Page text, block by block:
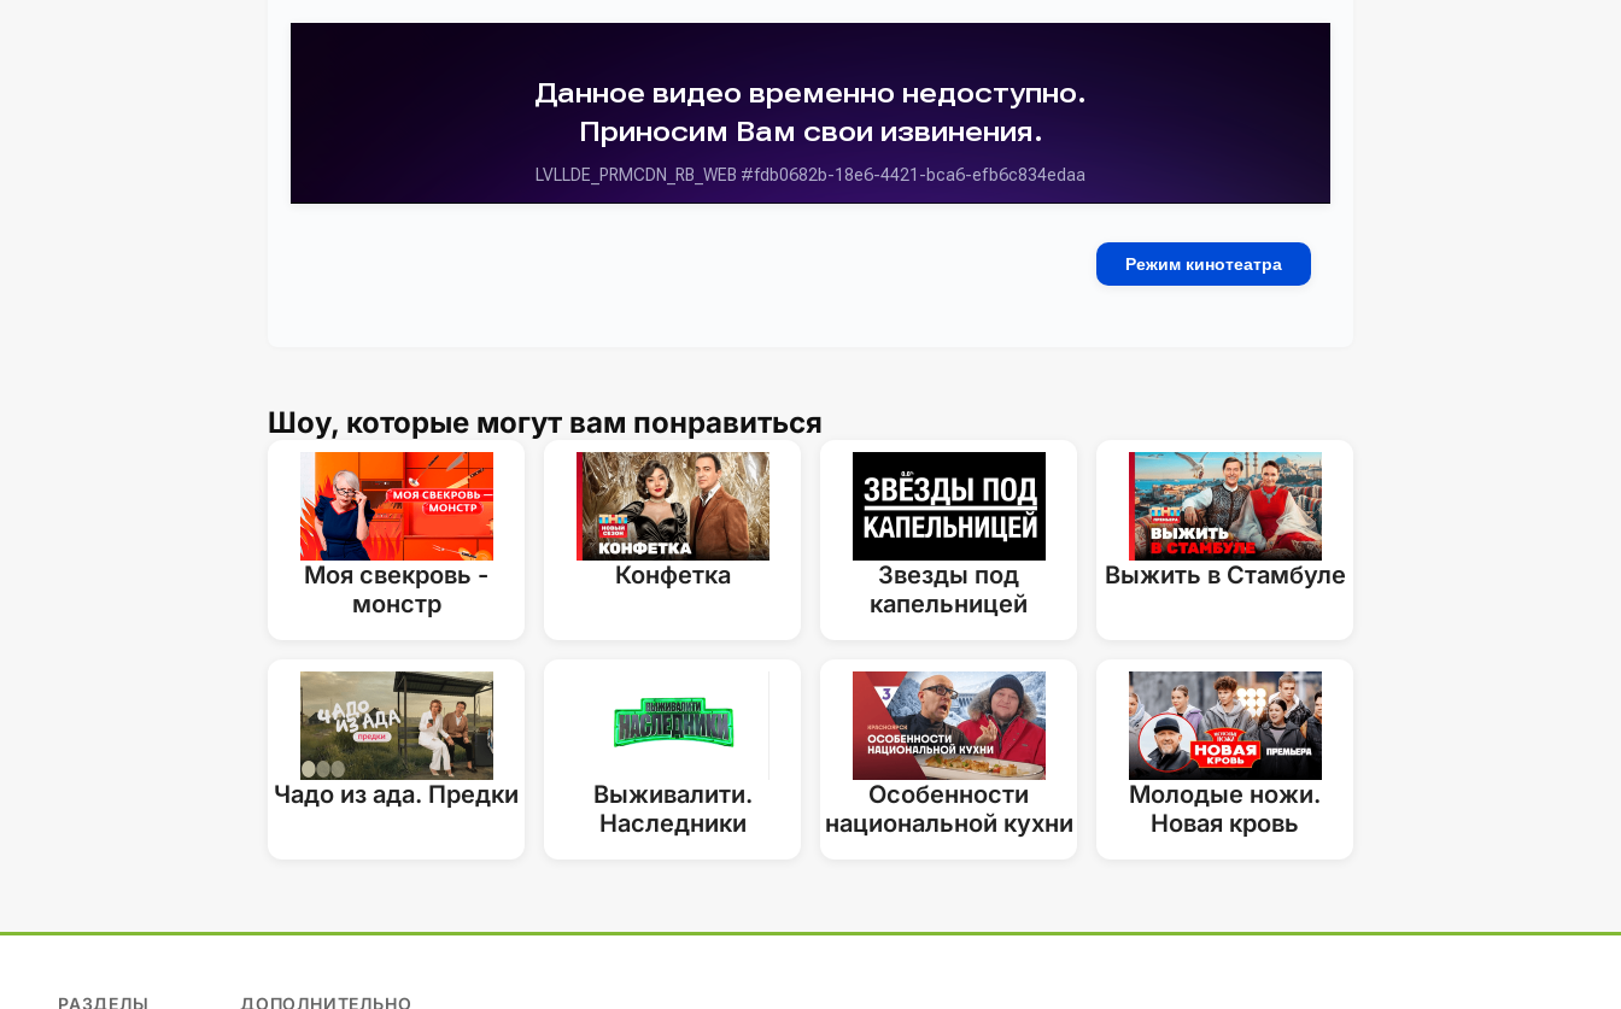
Режим кинотеатра
Шоу, которые могут вам понравиться
Моя свекровь -
монстр
Конфетка
Звезды под
капельницей
Выжить в Стамбуле
Чадо из ада. Предки
Выживалити.
Наследники
Особенности
национальной кухни
Молодые ножи.
Новая кровь
РАЗДЕЛЫ ДОПОЛНИТЕЛЬНО